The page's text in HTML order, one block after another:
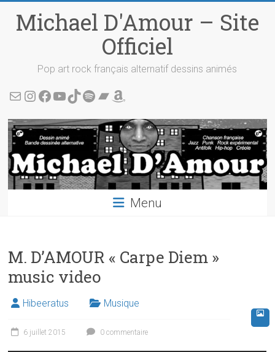
contentMichael D'Amour – Site
Officiel
Pop art rock français alternatif dessins animés
Écris-moi ! Instagram
Facebook
YouTube
TikTok
Spotify
Bandcamp
Amazon
Menu
M. D’AMOUR « Carpe Diem »
music video
Hibeeratus Musique
6 juillet 2015 0 commentaire